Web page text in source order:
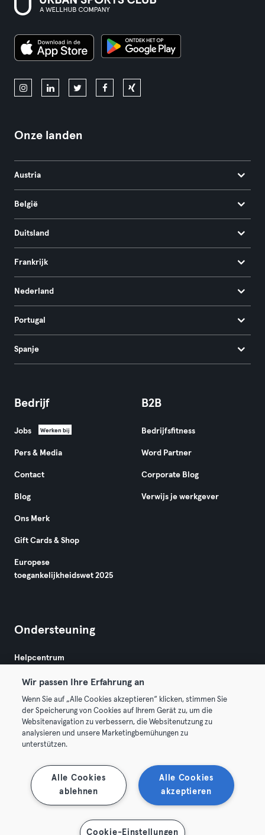
Onze landen
Austria
België
Duitsland
Frankrijk
Nederland
Portugal
Spanje
Bedrijf
Jobs Werken bij
Pers & Media
Contact
Blog
Ons Merk
Gift Cards & Shop
Europese
toegankelijkheidswet 2025
B2B
Bedrijfsfitness
Word Partner
Corporate Blog
Verwijs je werkgever
Ondersteuning
Helpcentrum
Algemene Voorwaarden
Membership opzeggen Trek hier je contract terug
Wir passen Ihre Erfahrung an
Wenn Sie auf „Alle Cookies akzeptieren“ klicken, stimmen Sie
der Speicherung von Cookies auf Ihrem Gerät zu, um die
Websitenavigation zu verbessern, die Websitenutzung zu
analysieren und unsere Marketingbemühungen zu
unterstützen.
Alle Cookies
akzeptieren
Alle Cookies
ablehnen
Cookie-Einstellungen